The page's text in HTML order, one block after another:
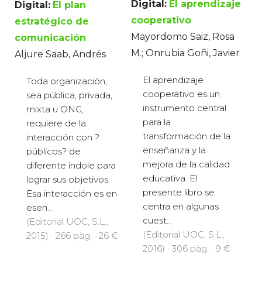
Digital: El plan
estratégico de
comunicación
Aljure Saab, Andrés
Toda organización,
sea pública, privada,
mixta u ONG,
requiere de la
interacción con ?
públicos? de
diferente índole para
lograr sus objetivos.
Esa interacción es en
esen...
(Editorial UOC, S.L.,
2015) · 266 pàg. · 26 €
Digital: El aprendizaje
cooperativo
Mayordomo Saiz, Rosa
M.; Onrubia Goñi, Javier
El aprendizaje
cooperativo es un
instrumento central
para la
transformación de la
enseñanza y la
mejora de la calidad
educativa. El
presente libro se
centra en algunas
cuest...
(Editorial UOC, S.L.,
2016) · 306 pàg. · 9 €